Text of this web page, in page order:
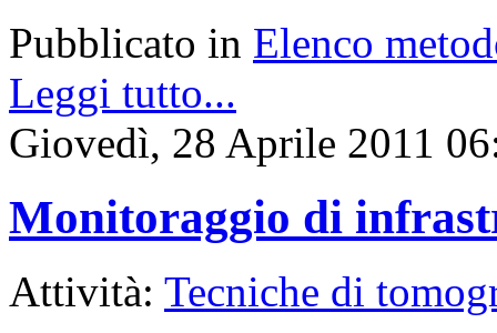
Pubblicato in Elenco
Leggi tutto...
Giovedì, 28 Aprile 2011
Monitoraggio di
Attività: Tecniche di